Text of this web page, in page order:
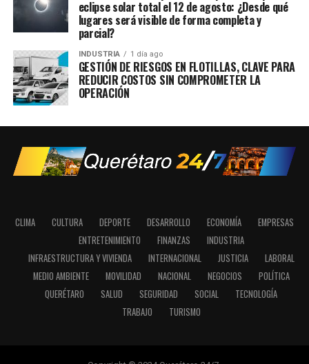
eclipse solar total el 12 de agosto: ¿Desde qué
lugares será visible de forma completa y
parcial?
INDUSTRIA 1 día ago
GESTIÓN DE RIESGOS EN FLOTILLAS, CLAVE PARA
REDUCIR COSTOS SIN COMPROMETER LA
OPERACIÓN
CLIMA CULTURA DEPORTE DESARROLLO ECONOMÍA
EMPRESAS
ENTRETENIMIENTO
FINANZAS
INDUSTRIA
INFRAESTRUCTURA Y VIVIENDA
INTERNACIONAL JUSTICIA
LABORAL
MEDIO AMBIENTE
MOVILIDAD NACIONAL NEGOCIOS
POLÍTICA
QUERÉTARO
SALUD SEGURIDAD SOCIAL
TECNOLOGÍA
TRABAJO
TURISMO